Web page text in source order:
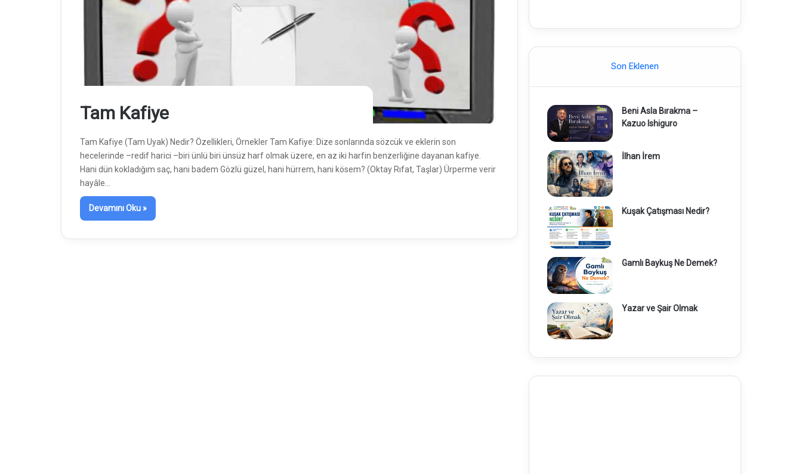
Tam Kafiye
Tam Kafiye (Tam Uyak) Nedir? Özellikleri, Örnekler Tam Kafiye: Dize sonlarında sözcük ve eklerin son
hecelerinde –redif harici –biri ünlü biri ünsüz harf olmak üzere, en az iki harfin benzerliğine dayanan kafiye.
Hani dün kokladığım saç, hani badem Gözlü güzel, hani hürrem, hani kösem? (Oktay Rıfat, Taşlar) Ürperme verir
hayâle…
Devamını Oku »
Son Eklenen
Beni Asla Bırakma –
Kazuo Ishiguro
İlhan İrem
Kuşak Çatışması Nedir?
Gamlı Baykuş Ne Demek?
Yazar ve Şair Olmak